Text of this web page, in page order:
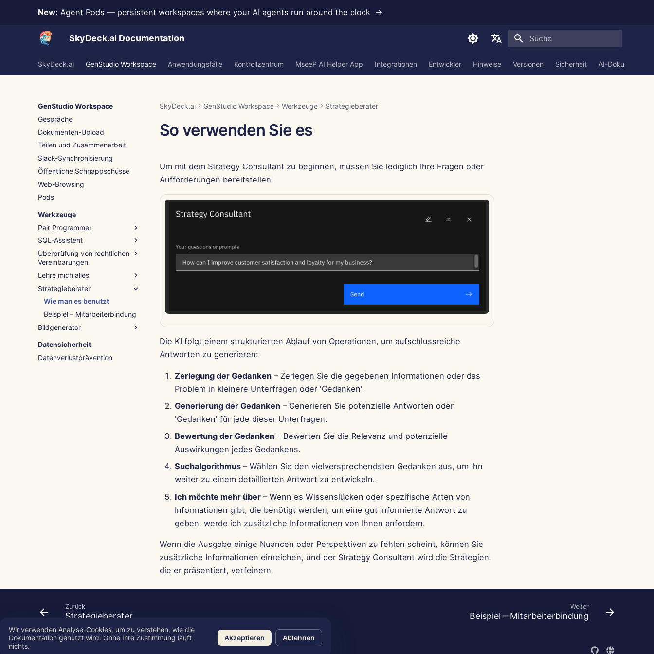
New: Agent Pods — persistent workspaces where your AI agents run around the clock →
SkyDeck.ai Documentation
English
Italiano
한국어
简体中文
繁體中文
SkyDeck.ai GenStudio Workspace Anwendungsfälle Kontrollzentrum MseeP AI Helper App Integrationen Entwickler Hinweise Versionen Sicherheit AI-
GenStudio Workspace
Gespräche
Dokumenten-Upload
Teilen und Zusammenarbeit
Slack-Synchronisierung
Öffentliche Schnappschüsse
Web-Browsing
Pods
Werkzeuge
Pair Programmer
Wie man es benutzt
Beispiel – Python-Skript-Hilfe
SQL-Assistent
Wie man es benutzt
Beispiel – Abfrage-Debugging
Überprüfung von rechtlichen
Vereinbarungen
Wie man es benutzt
Beispiel – NDA-Klausel
Lehre mich alles
Wie man es benutzt
Beispiel – Einführung in die
Programmierung
Strategieberater
Wie man es benutzt
Beispiel – Mitarbeiterbindung
Bildgenerator
Wie man es benutzt
Beispiel – Winterwunderland
Datensicherheit
Datenverlustprävention
SkyDeck.ai GenStudio Workspace Werkzeuge Strategieberater
So verwenden Sie es
Um mit dem Strategy Consultant zu beginnen, müssen Sie lediglich Ihre Fragen oder
Aufforderungen bereitstellen!
Die KI folgt einem strukturierten Ablauf von Operationen, um aufschlussreiche
Antworten zu generieren:
Zerlegung der Gedanken– Zerlegen Sie die gegebenen Informationen oder das
Problem in kleinere Unterfragen oder 'Gedanken'.
Generierung der Gedanken– Generieren Sie potenzielle Antworten oder
'Gedanken' für jede dieser Unterfragen.
Bewertung der Gedanken– Bewerten Sie die Relevanz und potenzielle
Auswirkungen jedes Gedankens.
Suchalgorithmus– Wählen Sie den vielversprechendsten Gedanken aus, um ihn
weiter zu einem detaillierten Antwort zu entwickeln.
Ich möchte mehr über– Wenn es Wissenslücken oder spezifische Arten von
Informationen gibt, die benötigt werden, um eine gut informierte Antwort zu
geben, werde ich zusätzliche Informationen von Ihnen anfordern.
Wenn die Ausgabe einige Nuancen oder Perspektiven zu fehlen scheint, können Sie
zusätzliche Informationen einreichen, und der Strategy Consultant wird die Strategien,
die er präsentiert, verfeinern.
Zurück
Strategieberater
Weiter
Beispiel – Mitarbeiterbindung
Wir verwenden Analyse-Cookies, um zu verstehen, wie die
Dokumentation genutzt wird. Ohne Ihre Zustimmung läuft
nichts.
Akzeptieren Ablehnen